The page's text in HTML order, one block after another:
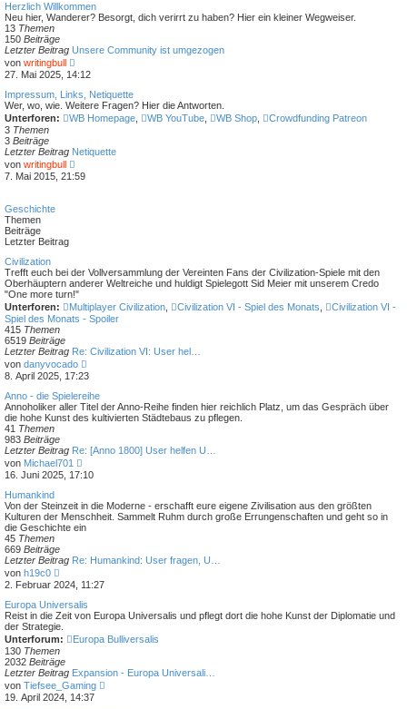
Herzlich Willkommen
Neu hier, Wanderer? Besorgt, dich verirrt zu haben? Hier ein kleiner Wegweiser.
13 Themen
150 Beiträge
Letzter Beitrag Unsere Community ist umgezogen
von writingbull
e
u
e
s
t
e
B
e
t
27. Mai 2025, 14:12
Impressum, Links, Netiquette
Wer, wo, wie. Weitere Fragen? Hier die Antworten.
Unterforen:
WB Homepage WB YouTube WB Shop
Crowdfunding Patreon
3 Themen
3 Beiträge
Letzter Beitrag Netiquette
von writingbull
e
u
i
t
r
a
g
7. Mai 2015, 21:59
Geschichte
Themen
Beiträge
Letzter Beitrag
Civilization
Trefft euch bei der Vollversammlung der Vereinten Fans der Civilization-Spiele mit den
Oberhäuptern anderer Weltreiche und huldigt Spielegott Sid Meier mit unserem Credo
"One more turn!"
Unterforen:
Multiplayer Civilization Civilization VI - Spiel des Monats
Civilization VI -
Spiel des Monats - Spoiler
415 Themen
6519 Beiträge
Letzter Beitrag Re: Civilization VI: User hel…
von danyvocado
e
u
e
s
t
B
e
t
a
g
8. April 2025, 17:23
Anno - die Spielereihe
Annoholiker aller Titel der Anno-Reihe finden hier reichlich Platz, um das Gespräch über
die hohe Kunst des kultivierten Städtebaus zu pflegen.
41 Themen
983 Beiträge
Letzter Beitrag Re: [Anno 1800] User helfen U…
von Michael701
e
u
s
t
e
e
t
r
a
g
16. Juni 2025, 17:10
Humankind
Von der Steinzeit in die Moderne - erschafft eure eigene Zivilisation aus den größten
Kulturen der Menschheit. Sammelt Ruhm durch große Errungenschaften und geht so in
die Geschichte ein
45 Themen
669 Beiträge
Letzter Beitrag Re: Humankind: User fragen, U…
von h19c0
e
u
e
s
t
e
r
B
e
i
t
r
2. Februar 2024, 11:27
Europa Universalis
Reist in die Zeit von Europa Universalis und pflegt dort die hohe Kunst der Diplomatie und
der Strategie.
Unterforum:
Europa Bulliversalis
130 Themen
2032 Beiträge
Letzter Beitrag Expansion - Europa Universali…
von Tiefsee_Gaming
19. April 2024, 14:37